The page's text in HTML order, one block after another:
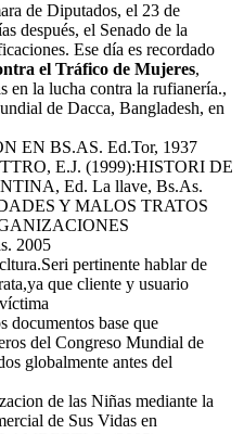
de Diputados, el 23 de
después, el Senado de la
Ese día es recordado
el Tráfico de Mujeres,
en la lucha contra la rufianería.,
de Dacca, Bangladesh, en
EN BS.AS. Ed.Tor, 1937
E.J. (1999):HISTORI DE
Ed. La llave, Bs.As.
Y MALOS TRATOS
2005
pertinente hablar de
que cliente y usuario
documentos base que
del Congreso Mundial de
globalmente antes del
de las Niñas mediante la
de Sus Vidas en